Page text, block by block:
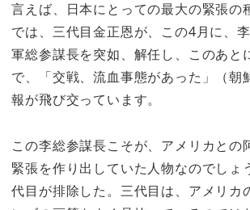
言えば、日本にとっての最大の緊張の
では、三代目金正恩が、この4月に、
軍総参謀長を突如、解任し、このあと
で、「交戦、流血事態があった」（朝
報が飛び交っています。
この李総参謀長こそが、アメリカとの
緊張を作り出していた人物なのでしょ
代目が排除した。三代目は、アメリカ